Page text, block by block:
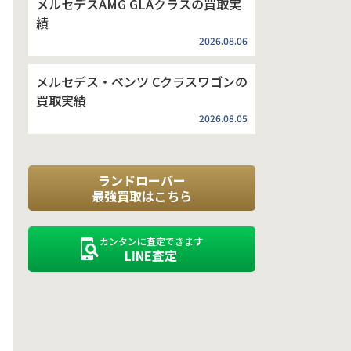
メルセデスAMG GLAクラスの買取実
績
2026.08.06
メルセデス・ベンツ Cクラスワゴンの
買取実績
2026.08.05
ランドローバー
最強買取はこちら
カンタンに査定できます
LINE査定